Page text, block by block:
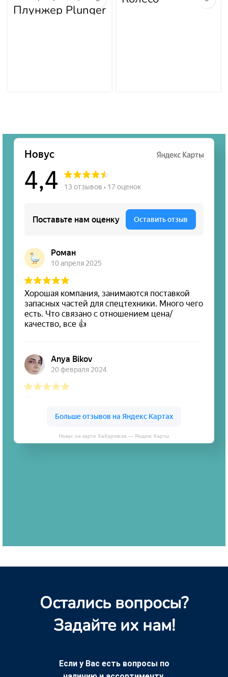
Плунжер Plunger направляющее в
Новус на карте Хабаровска — Яндекс Карты
Остались вопросы?
Задайте их нам!
Если у Вас есть вопросы по